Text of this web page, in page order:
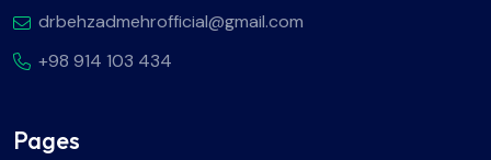
drbehzadmehrofficial@gmail.com
+98 914 103 434
Pages